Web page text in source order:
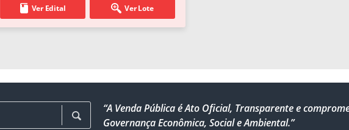
Ver Edital Ver Lote
“A Venda Pública é Ato Oficial, Transparente e
Governança Econômica, Social e Ambiental.”